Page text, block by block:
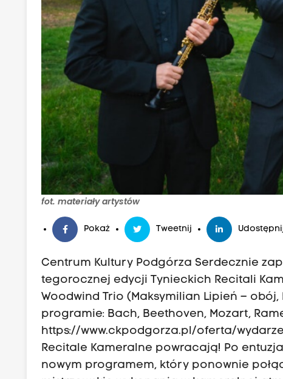
fot. materiały artystów
Pokaż Tweetnij
Centrum Kultury Podgórza Serdecznie
tegorocznej edycji Tynieckich Recitali
Woodwind Trio (Maksymilian Lipień –
programie: Bach, Beethoven, Mozart,
https://www.ckpodgorza.pl/oferta/
Recitale Kameralne powracają! Po
nowym programem, który ponownie